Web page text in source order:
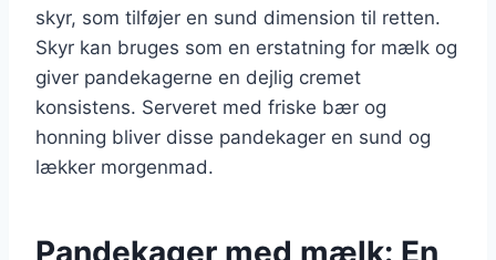
skyr, som tilføjer en sund dimension til retten.
Skyr kan bruges som en erstatning for mælk og
giver pandekagerne en dejlig cremet
konsistens. Serveret med friske bær og
honning bliver disse pandekager en sund og
lækker morgenmad.
Pandekager med mælk: En